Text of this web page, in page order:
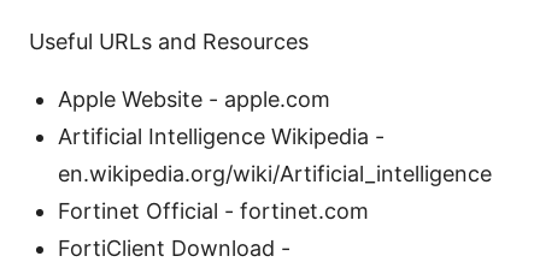
Useful URLs and Resources
Apple Website - apple.com
Artificial Intelligence Wikipedia -
en.wikipedia.org/wiki/Artificial_intelligence
Fortinet Official - fortinet.com
FortiClient Download -